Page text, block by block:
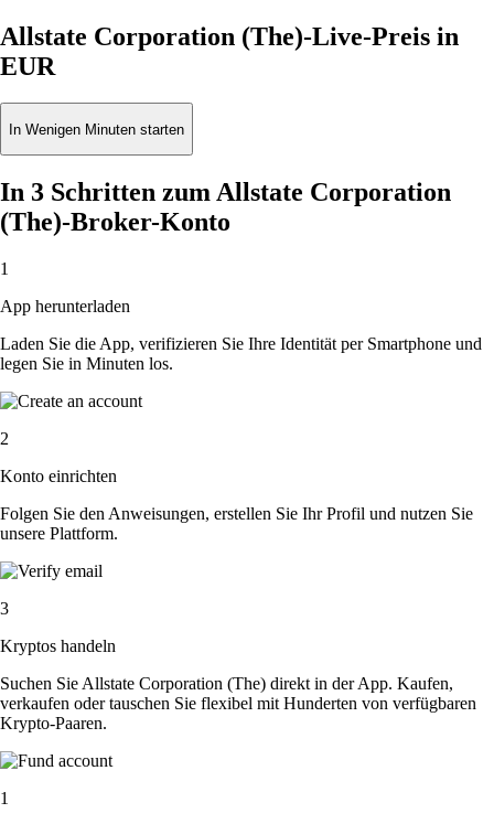
Allstate Corporation (The)-Live-Preis in
EUR
In Wenigen Minuten starten
In 3 Schritten zum Allstate Corporation
(The)-Broker-Konto
1
App herunterladen
Laden Sie die App, verifizieren Sie Ihre Identität per Smartphone und
legen Sie in Minuten los.
2
Konto einrichten
Folgen Sie den Anweisungen, erstellen Sie Ihr Profil und nutzen Sie
unsere Plattform.
3
Kryptos handeln
Suchen Sie Allstate Corporation (The) direkt in der App. Kaufen,
verkaufen oder tauschen Sie flexibel mit Hunderten von verfügbaren
Krypto-Paaren.
1